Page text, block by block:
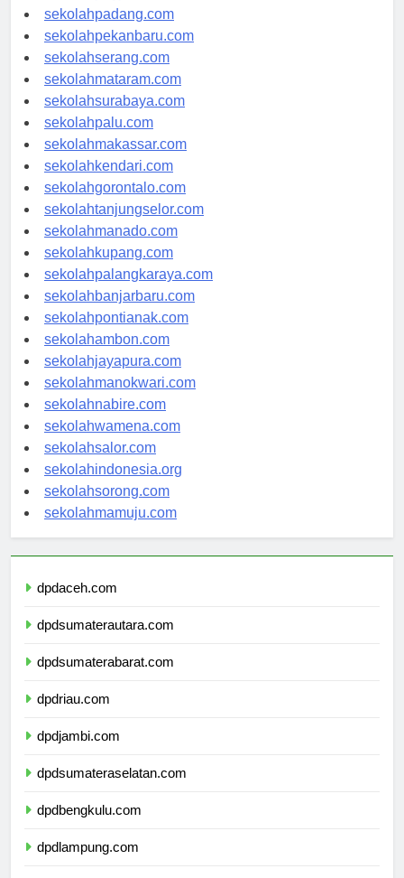
sekolahyogyakarta.com
sekolahpadang.com
sekolahpekanbaru.com
sekolahserang.com
sekolahmataram.com
sekolahsurabaya.com
sekolahpalu.com
sekolahmakassar.com
sekolahkendari.com
sekolahgorontalo.com
sekolahtanjungselor.com
sekolahmanado.com
sekolahkupang.com
sekolahpalangkaraya.com
sekolahbanjarbaru.com
sekolahpontianak.com
sekolahambon.com
sekolahjayapura.com
sekolahmanokwari.com
sekolahnabire.com
sekolahwamena.com
sekolahsalor.com
sekolahindonesia.org
sekolahsorong.com